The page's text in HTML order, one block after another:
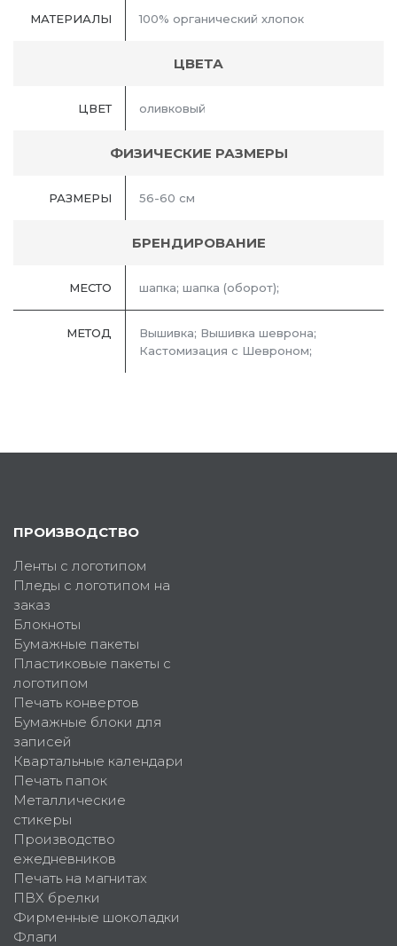
МАТЕРИАЛЫ 100% органический хлопок
ЦВЕТА
ЦВЕТ оливковый
ФИЗИЧЕСКИЕ РАЗМЕРЫ
РАЗМЕРЫ 56-60 см
БРЕНДИРОВАНИЕ
МЕСТО шапка; шапка (оборот);
МЕТОД
Вышивка; Вышивка шеврона;
Кастомизация с Шевроном;
ПРОИЗВОДСТВО
Ленты с логотипом
Пледы с логотипом на
заказ
Блокноты
Бумажные пакеты
Пластиковые пакеты с
логотипом
Печать конвертов
Бумажные блоки для
записей
Квартальные календари
Печать папок
Металлические
стикеры
Производство
ежедневников
Печать на магнитах
ПВХ брелки
Фирменные шоколадки
Флаги